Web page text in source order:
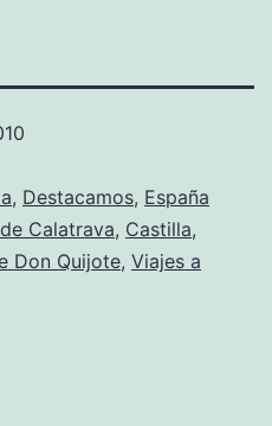
, Destacamos, España
Calatrava, Castilla,
Don Quijote, Viajes a